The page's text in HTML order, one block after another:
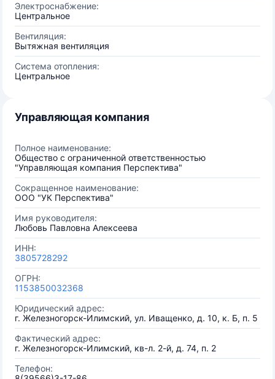
Электроснабжение:
Центральное
Вентиляция:
Вытяжная вентиляция
Система отопления:
Центральное
Управляющая компания
Полное наименование:
Общество с ограниченной ответственностью
"Управляющая компания Перспектива"
Сокращенное наименование:
ООО "УК Перспектива"
Имя руководителя:
Любовь Павловна Алексеева
ИНН:
3805728292
ОГРН:
1153850032368
Юридический адрес:
г. Железногорск-Илимский, ул. Иващенко, д. 10, к. Б, п. 5
Фактический адрес:
г. Железногорск-Илимский, кв-л. 2-й, д. 74, п. 2
Телефон: